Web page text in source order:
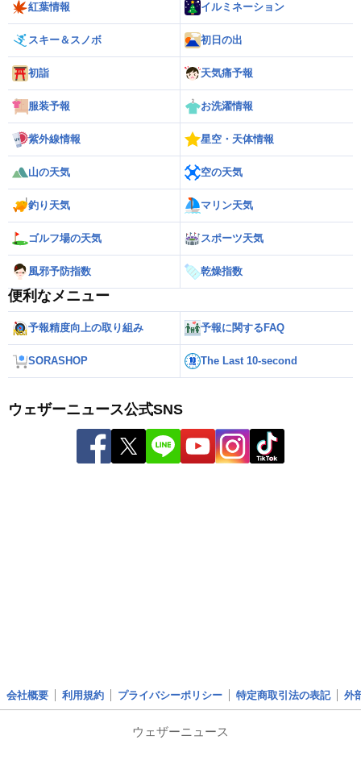
紅葉情報 イルミネーション
スキー＆スノボ 初日の出
初詣 天気痛予報
服装予報 お洗濯情報
紫外線情報 星空・天体情報
山の天気 空の天気
釣り天気 マリン天気
ゴルフ場の天気 スポーツ天気
風邪予防指数 乾燥指数
便利なメニュー
予報精度向上の取り組み 予報に関するFAQ
SORASHOP The Last 10-second
ウェザーニュース公式SNS
会社概要 利用規約 プライバシーポリシー 特定商取引法の表記 外
ウェザーニュース